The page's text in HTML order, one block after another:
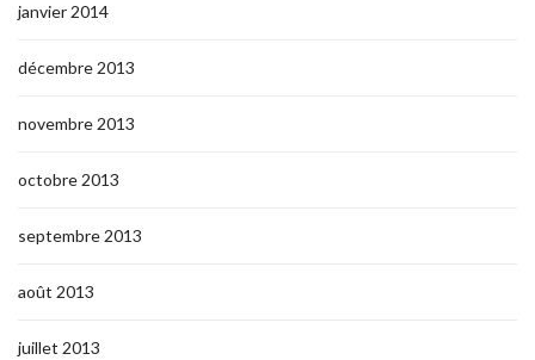
janvier 2014
décembre 2013
novembre 2013
octobre 2013
septembre 2013
août 2013
juillet 2013